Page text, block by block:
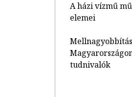
A házi vízmű
elemei
tudnivalók